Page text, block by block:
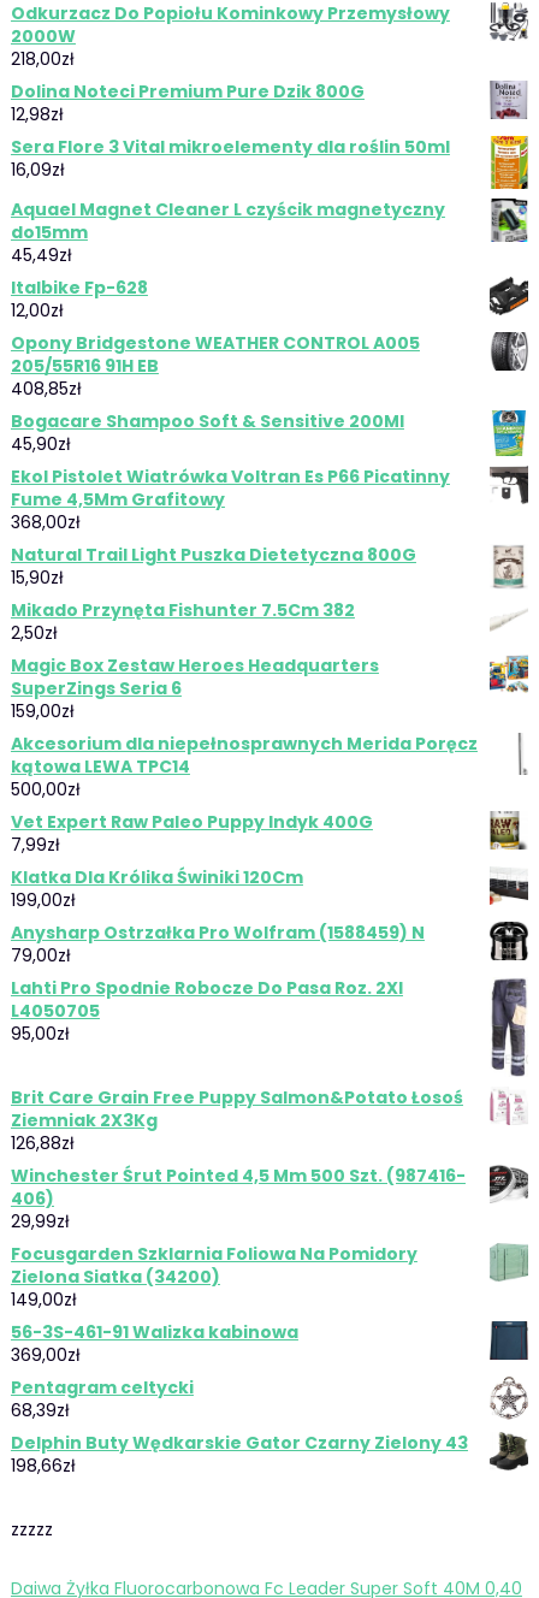
Odkurzacz Do Popiołu Kominkowy Przemysłowy
2000W
218,00zł
Dolina Noteci Premium Pure Dzik 800G
12,98zł
Sera Flore 3 Vital mikroelementy dla roślin 50ml
16,09zł
Aquael Magnet Cleaner L czyścik magnetyczny
do15mm
45,49zł
Italbike Fp-628
12,00zł
Opony Bridgestone WEATHER CONTROL A005
205/55R16 91H EB
408,85zł
Bogacare Shampoo Soft & Sensitive 200Ml
45,90zł
Ekol Pistolet Wiatrówka Voltran Es P66 Picatinny
Fume 4,5Mm Grafitowy
368,00zł
Natural Trail Light Puszka Dietetyczna 800G
15,90zł
Mikado Przynęta Fishunter 7.5Cm 382
2,50zł
Magic Box Zestaw Heroes Headquarters
SuperZings Seria 6
159,00zł
Akcesorium dla niepełnosprawnych Merida Poręcz
kątowa LEWA TPC14
500,00zł
Vet Expert Raw Paleo Puppy Indyk 400G
7,99zł
Klatka Dla Królika Świniki 120Cm
199,00zł
Anysharp Ostrzałka Pro Wolfram (1588459) N
79,00zł
Lahti Pro Spodnie Robocze Do Pasa Roz. 2Xl
L4050705
95,00zł
Brit Care Grain Free Puppy Salmon&Potato Łosoś
Ziemniak 2X3Kg
126,88zł
Winchester Śrut Pointed 4,5 Mm 500 Szt. (987416-
406)
29,99zł
Focusgarden Szklarnia Foliowa Na Pomidory
Zielona Siatka (34200)
149,00zł
56-3S-461-91 Walizka kabinowa
369,00zł
Pentagram celtycki
68,39zł
Delphin Buty Wędkarskie Gator Czarny Zielony 43
198,66zł
zzzzz
Daiwa Żyłka Fluorocarbonowa Fc Leader Super Soft 40M 0,40